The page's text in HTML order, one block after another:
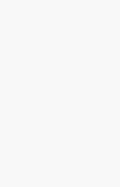
站中的訊息可能